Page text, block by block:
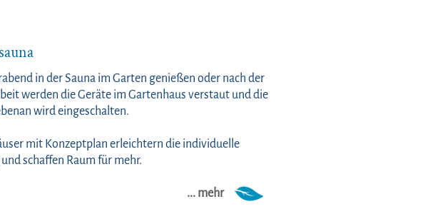
in der Sauna im Garten genießen oder nach der
werden die Geräte im Gartenhaus verstaut und die
wird eingeschalten.
mit Konzeptplan erleichtern die individuelle
schaffen Raum für mehr.
... mehr